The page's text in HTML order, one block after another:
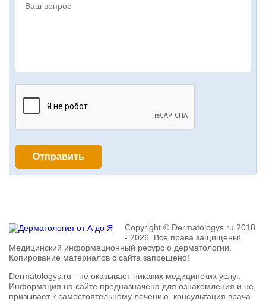
Copyright © Dermatologys.ru 2018
- 2026. Все права защищены!
Медицинский информационный ресурс о дерматологии.
Копирование материалов с сайта запрещено!
Dermatologys.ru - не оказывает никаких медицинских услуг.
Информация на сайте предназначена для ознакомления и не
призывает к самостоятельному лечению, консультация врача